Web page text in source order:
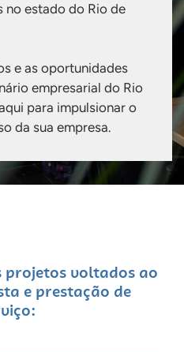
no estado do Rio de
e as oportunidades
empresarial do Rio
para impulsionar o
da sua empresa.
projetos voltados ao
e prestação de